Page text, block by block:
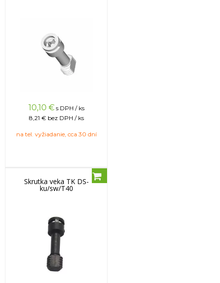
10,10 € s DPH / ks
8,21 € bez DPH / ks
na tel. vyžiadanie, cca 30 dní
Skrutka veka TK DS-
ku/sw/T40